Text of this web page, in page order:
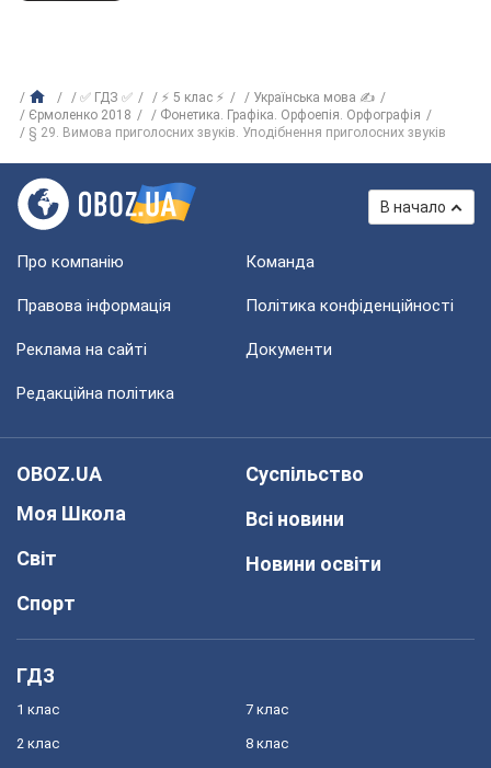
✅ ГДЗ ✅ ⚡ 5 клас ⚡
Українська мова ✍
Єрмоленко 2018
Фонетика. Графіка. Орфоепія. Орфографія
§ 29. Вимова приголосних звуків. Уподібнення приголосних звуків
В начало
Про компанію Команда
Правова інформація Політика конфіденційності
Реклама на сайті Документи
Редакційна політика
OBOZ.UA
Моя Школа
Світ
Спорт
Суспільство
Всі новини
Новини освіти
ГДЗ
1 клас
2 клас
7 клас
8 клас